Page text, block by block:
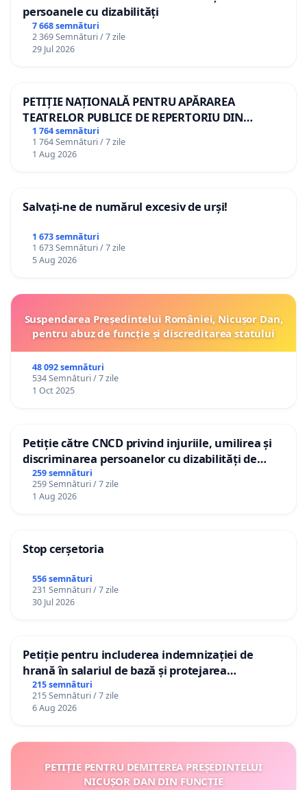
persoanele cu dizabilități
7 668 semnături
2 369 Semnături / 7 zile
29 Jul 2026
PETIȚIE NAȚIONALĂ PENTRU APĂRAREA
TEATRELOR PUBLICE DE REPERTORIU DIN
ROMÂNIA
1 764 semnături
1 764 Semnături / 7 zile
1 Aug 2026
Salvați-ne de numărul excesiv de urși!
1 673 semnături
1 673 Semnături / 7 zile
5 Aug 2026
Suspendarea Președintelui României, Nicușor Dan,
pentru abuz de funcție și discreditarea statului
48 092 semnături
534 Semnături / 7 zile
1 Oct 2025
Petiție către CNCD privind injuriile, umilirea și
discriminarea persoanelor cu dizabilități de
către utilizatorul TikTok „Gorici”
259 semnături
259 Semnături / 7 zile
1 Aug 2026
Stop cerșetoria
556 semnături
231 Semnături / 7 zile
30 Jul 2026
Petiție pentru includerea indemnizației de
hrană în salariul de bază și protejarea
gradațiilor de vechime pentru asistenții
personali
215 semnături
215 Semnături / 7 zile
6 Aug 2026
PETIȚIE PENTRU DEMITEREA PREȘEDINTELUI
NICUȘOR DAN DIN FUNCȚIE